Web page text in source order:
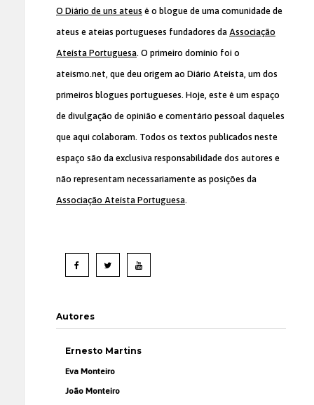
O Diário de uns ateus é o blogue de uma comunidade de
ateus e ateias portugueses fundadores da Associação
Ateísta Portuguesa. O primeiro domínio foi o
ateismo.net, que deu origem ao Diário Ateísta, um dos
primeiros blogues portugueses. Hoje, este é um espaço
de divulgação de opinião e comentário pessoal daqueles
que aqui colaboram. Todos os textos publicados neste
espaço são da exclusiva responsabilidade dos autores e
não representam necessariamente as posições da
Associação Ateísta Portuguesa.
Autores
Ernesto Martins
Eva Monteiro
João Monteiro